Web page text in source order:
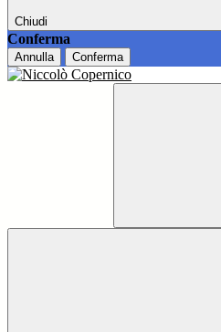
Chiudi
Conferma
Annulla Conferma